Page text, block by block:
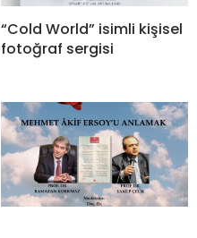
“Cold World” isimli kişisel
fotoğraf sergisi